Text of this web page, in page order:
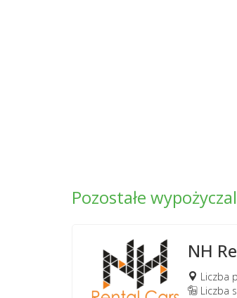
Pozostałe
NH
Liczba
Liczba